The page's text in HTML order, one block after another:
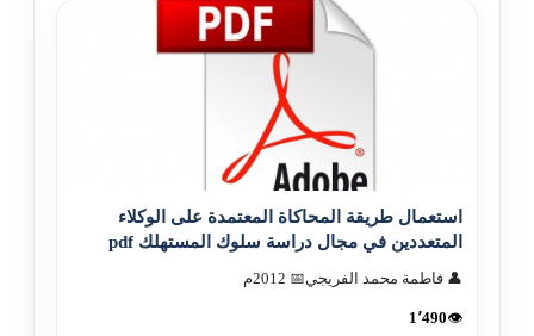
استعمال طريقة المحاكاة المعتمدة على الوكلاء
المتعددين في مجال دراسة سلوك المستهلك pdf
👤 فاطمة محمد الفريجي📅 2012م
👁️1٬490